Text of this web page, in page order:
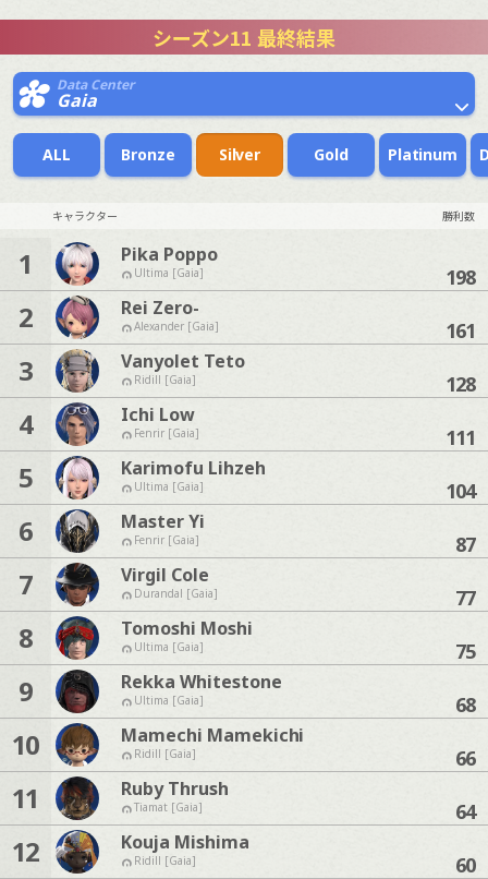
シーズン11 最終結果
Data Center
Gaia
ALL Bronze Silver Gold Platinum
キャラクター 勝利数
1 Pika Poppo
Ultima [Gaia] 198
2 Rei Zero-
Alexander [Gaia] 161
3 Vanyolet Teto
Ridill [Gaia] 128
4 Ichi Low
Fenrir [Gaia] 111
5 Karimofu Lihzeh
Ultima [Gaia] 104
6 Master Yi
Fenrir [Gaia] 87
7 Virgil Cole
Durandal [Gaia] 77
8 Tomoshi Moshi
Ultima [Gaia] 75
9 Rekka Whitestone
Ultima [Gaia] 68
10 Mamechi Mamekichi
Ridill [Gaia] 66
11 Ruby Thrush
Tiamat [Gaia] 64
12 Kouja Mishima
Ridill [Gaia] 60